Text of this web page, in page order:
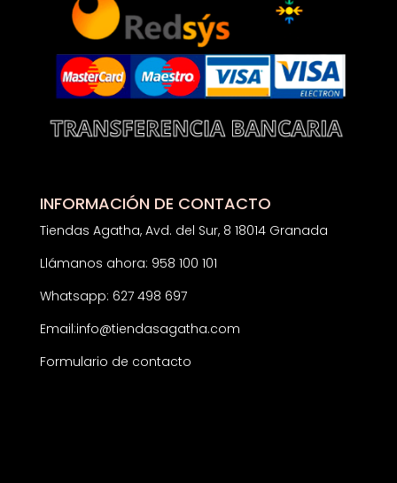
INFORMACIÓN DE CONTACTO
Tiendas Agatha, Avd. del Sur, 8 18014 Granada
Llámanos ahora: 958 100 101
Whatsapp: 627 498 697
Email:info@tiendasagatha.com
Formulario de contacto